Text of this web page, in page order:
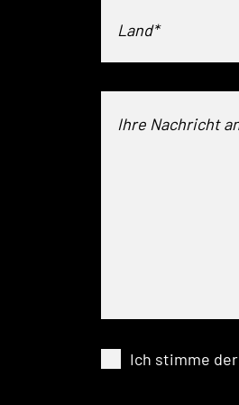
Land*
Ich stimme der